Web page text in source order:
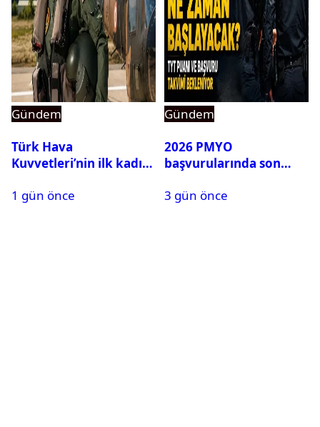
Gündem
Türk Hava
Kuvvetleri’nin ilk kadın
Karapınar hakkında
1 gün önce
Gündem
2026 PMYO
başvurularında son
3 gün önce